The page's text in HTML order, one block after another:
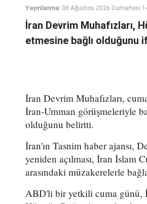
Yayınlanma: 08 Ağustos 2026 Cumartesi
İran Devrim Muhafızları,
etmesine bağlı olduğunu
İran Devrim Muhafızları,
İran-Umman görüşmeleriyle
olduğunu belirtti.
İran'ın Tasnim haber ajansı,
yeniden açılması, İran İslam
arasındaki müzakerelerle
ABD'li bir yetkili cuma günü,